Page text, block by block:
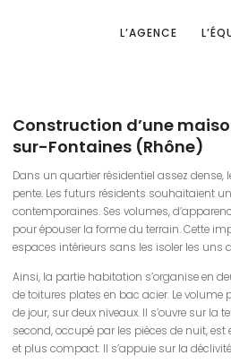
L’AGENCE
Construction d’une
sur-Fontaines (Rhône)
Dans un quartier résidentiel assez dense,
pente. Les futurs résidents souhaitaient
contemporaines. Ses volumes,
pour épouser la forme du terrain. Cette
espaces intérieurs sans les isoler les uns
Ainsi, la partie habitation s’organise en
de toitures plates en bac acier. Le volume
de jour, sur deux niveaux. Il s’ouvre sur la
second, occupé par les pièces de nuit,
et plus compact. Il s’appuie sur la